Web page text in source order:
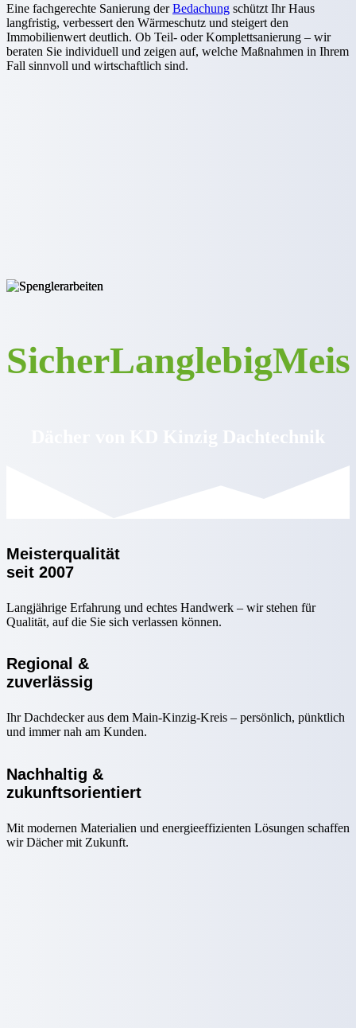
Eine fachgerechte Sanierung derBedachung schützt Ihr Haus
langfristig, verbessert den Wärmeschutz und steigert den
Immobilienwert deutlich. Ob Teil- oder Komplettsanierung – wir
beraten Sie individuell und zeigen auf, welche Maßnahmen in Ihrem
Fall sinnvoll und wirtschaftlich sind.
SicherLanglebig
Dächer von KD Kinzig Dachtechnik
Meisterqualität
seit 2007
Langjährige Erfahrung und echtes Handwerk – wir stehen für
Qualität, auf die Sie sich verlassen können.
Regional &
zuverlässig
Ihr Dachdecker aus dem Main-Kinzig-Kreis – persönlich, pünktlich
und immer nah am Kunden.
Nachhaltig &
zukunftsorientiert
Mit modernen Materialien und energieeffizienten Lösungen schaffen
wir Dächer mit Zukunft.